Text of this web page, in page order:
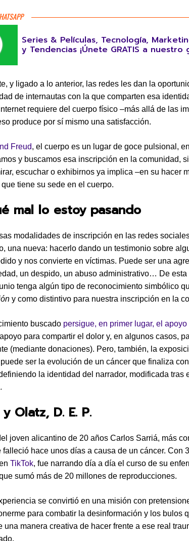
Series & Películas, Tecnología,
y Tendencias ¡Únete GRATIS a nuestro
y ligado a lo anterior, las redes les dan la
de internautas con la que comparten esa
requiere del cuerpo físico –más allá de las
produce por sí mismo una satisfacción.
Freud, el cuerpo es un lugar de goce pulsional,
y buscamos esa inscripción en la comunidad,
escuchar o exhibirnos ya implica –en su hacer
tiene su sede en el cuerpo.
mal lo estoy pasando
modalidades de inscripción en las redes
una nueva: hacerlo dando un testimonio sobre
y nos convierte en víctimas. Puede ser una
un despido, un abuso administrativo… De esta
tenga algún tipo de reconocimiento simbólico
y como distintivo para nuestra inscripción en la
buscado persigue, en primer lugar, el apoyo
para compartir el dolor y, en algunos casos,
(mediante donaciones). Pero, también, la
ser la evolución de un cáncer que finaliza
la identidad del narrador, modificada tras
Olatz, D. E. P.
joven alicantino de 20 años Carlos Sarriá, más
falleció hace unos días a causa de un cáncer. Con
TikTok, fue narrando día a día el curso de su
sumó más de 20 millones de reproducciones.
se convirtió en una misión con
para combatir la desinformación y los bulos
una manera creativa de hacer frente a ese real